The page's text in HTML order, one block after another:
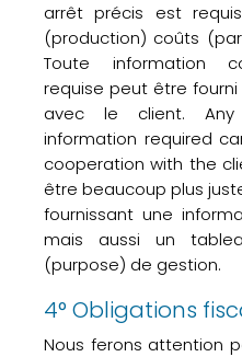
arrêt précis est
(production) coûts
Toute information
requise peut être
avec le client. Any
information required
cooperation with the
être beaucoup plus
fournissant une
mais aussi un
(purpose) de gestion.
4° Obligations
Nous ferons attention